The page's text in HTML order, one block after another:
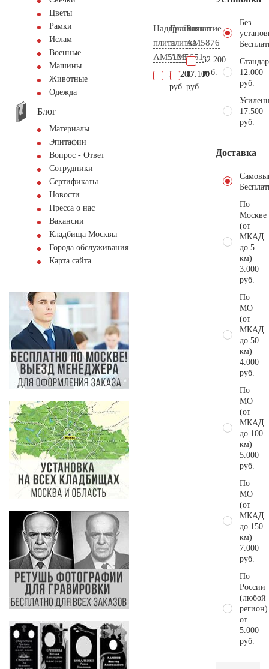
Цветы
Рамки
Ислам
Военные
Машины
Животные
Одежда
Блог
Материалы
Эпитафии
Вопрос - Ответ
Сотрудники
Сертификаты
Новости
Пресса о нас
Вакансии
Кладбища Москвы
Города обслуживания
Карта сайта
Надгробная
плита
AM5106
30.200
руб.
Гранитная
плитка
AM5651
17.100
руб.
Распятие
AM5876
32.200
руб.
Без
12.000
руб.
17.500
руб.
Доставка
По
Москве
(от
МКАД
до 5
км)
3.000
руб.
По
МО
(от
МКАД
до 50
км)
4.000
руб.
По
МО
(от
МКАД
до 100
км)
5.000
руб.
По
МО
(от
МКАД
до 150
км)
7.000
руб.
По
России
(любой
регион)
от
5.000
руб.